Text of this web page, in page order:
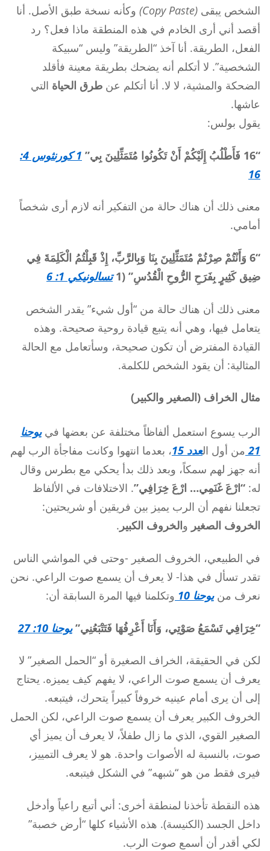
الشخص يبقى (Copy Paste)
وكأنه نسخة طبق الأصل. أنا
أقصد أني أرى الخادم في هذه المنطقة ماذا فعل؟ رد
الفعل، الطريقة. أنا آخذ “الطريقة” وليس “سبيكة
الشخصية”. لا أتكلم أنه يضحك بطريقة معينة فأقلد
الضحكة والمشية، لا لا. أنا أتكلم عن طرق الحياة التي
عاشها.
يقول بولس:
“16 فَأَطْلُبُ إِلَيْكُمْ أَنْ تَكُونُوا مُتَمَثِّلِينَ بِي”
1 كورنثوس 4:
16
معنى ذلك أن هناك حالة من التفكير أنه لازم أرى شخصاً
أمامي.
“6 وَأَنْتُمْ صِرْتُمْ مُتَمَثِّلِينَ بِنَا وَبِالرَّبِّ، إِذْ قَبِلْتُمُ الْكَلِمَةَ فِي
ضِيق كَثِيرٍ بِفَرَحِ الرُّوحِ الْقُدُسِ” (1
تسالونيكي 1: 6
معنى ذلك أن هناك حالة من “أول شيء” يقدر الشخص
يتعامل فيها، وهي أنه يتبع قيادة روحية صحيحة. وهذه
القيادة المفترض أن تكون صحيحة، وسأتعامل مع الحالة
المثالية: أن يقود الشخص للكلمة.
مثال الخراف (الصغير والكبير)
الرب يسوع استعمل ألفاظاً مختلفة عن بعضها فييوحنا
21 من أول العدد 15
، بعدما انتهوا وكانت مفاجأة الرب لهم
أنه جهز لهم سمكاً، وبعد ذلك بدأ يحكي مع بطرس وقال
له: “ارْعَ غَنَمِي… ارْعَ خِرَافِي”. الاختلافات في الألفاظ
تجعلنا نفهم أن الرب يميز بين فريقين أو شريحتين:
الخروف الصغير والخروف الكبير .
في الطبيعي، الخروف الصغير -وحتى في المواشي الناس
تقدر تسأل في هذا- لا يعرف أن يسمع صوت الراعي. نحن
نعرف منيوحنا 10 وتكلمنا فيها المرة السابقة أن:
“خِرَافِي تَسْمَعُ صَوْتِي، وَأَنَا أَعْرِفُهَا فَتَتْبَعُنِي”يوحنا 10: 27
لكن في الحقيقة، الخراف الصغيرة أو “الحمل الصغير” لا
يعرف أن يسمع صوت الراعي، لا يفهم كيف يميزه. يحتاج
إلى أن يرى أمام عينيه خروفاً كبيراً يتحرك، فيتبعه.
الخروف الكبير يعرف أن يسمع صوت الراعي، لكن الحمل
الصغير القوي، الذي ما زال طفلاً، لا يعرف أن يميز أي
صوت، بالنسبة له الأصوات واحدة. هو لا يعرف التمييز،
فيرى فقط من هو “شبهه” في الشكل فيتبعه.
هذه النقطة تأخذنا لمنطقة أخرى: أني أتبع راعياً وأدخل
داخل الجسد (الكنيسة). هذه الأشياء كلها “أرض خصبة”
لكي أقدر أن أسمع صوت الرب.